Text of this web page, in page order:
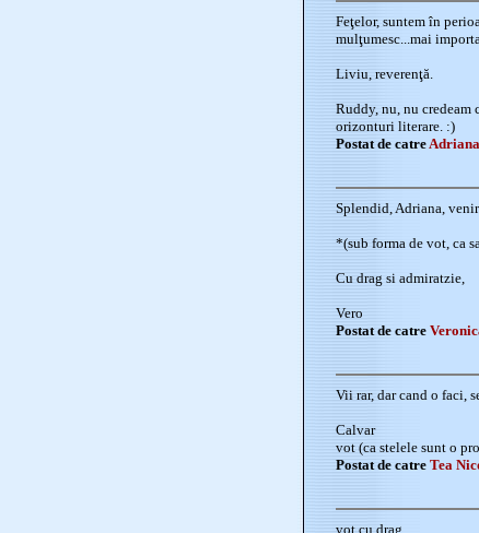
Feţelor, suntem în
mulţumesc...mai
Liviu, reverenţă.
Ruddy, nu, nu credeam
orizonturi literare. :)
Postat de catre
Splendid, Adriana,
*(sub forma de vot, ca
Cu drag si admiratzie,
Vero
Postat de catre
Vii rar, dar cand o faci,
Calvar
vot (ca stelele sunt o
Postat de catre Tea
vot cu drag